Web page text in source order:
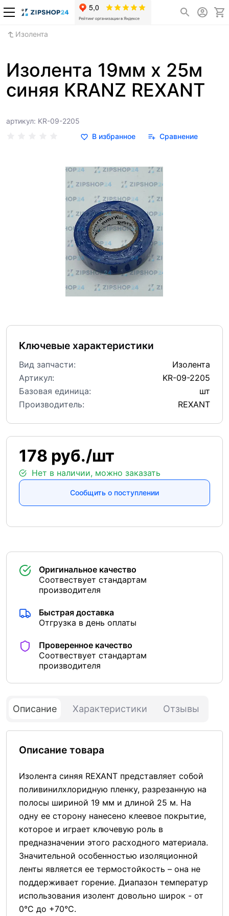
Изолента
Изолента 19мм х 25м
синяя KRANZ REXANT
артикул: KR-09-2205
В избранное
Сравнение
178 руб./шт
Нет в наличии, можно заказать
Сообщить о поступлении
Ключевые характеристики
Вид запчасти:
Изолента
Артикул:
KR-09-2205
Базовая единица:
шт
Производитель:
REXANT
Оригинальное качество
Соотвествует стандартам
производителя
Быстрая доставка
Отгрузка в день оплаты
Проверенное качество
Соотвествует стандартам
производителя
Описание Характеристики Отзывы
Описание товара
Изолента синяя REXANT представляет собой
поливинилхлоридную пленку, разрезанную на
полосы шириной 19 мм и длиной 25 м. На
одну ее сторону нанесено клеевое покрытие,
которое и играет ключевую роль в
предназначении этого расходного материала.
Значительной особенностью изоляционной
ленты является ее термостойкость – она не
поддерживает горение. Диапазон температур
использования изолент довольно широк - от
0°С до +70°С.